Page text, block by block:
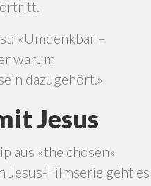
«Umdenkbar –
warum
dazugehört.»
Jesus
aus «the chosen»
Jesus-Filmserie geht es